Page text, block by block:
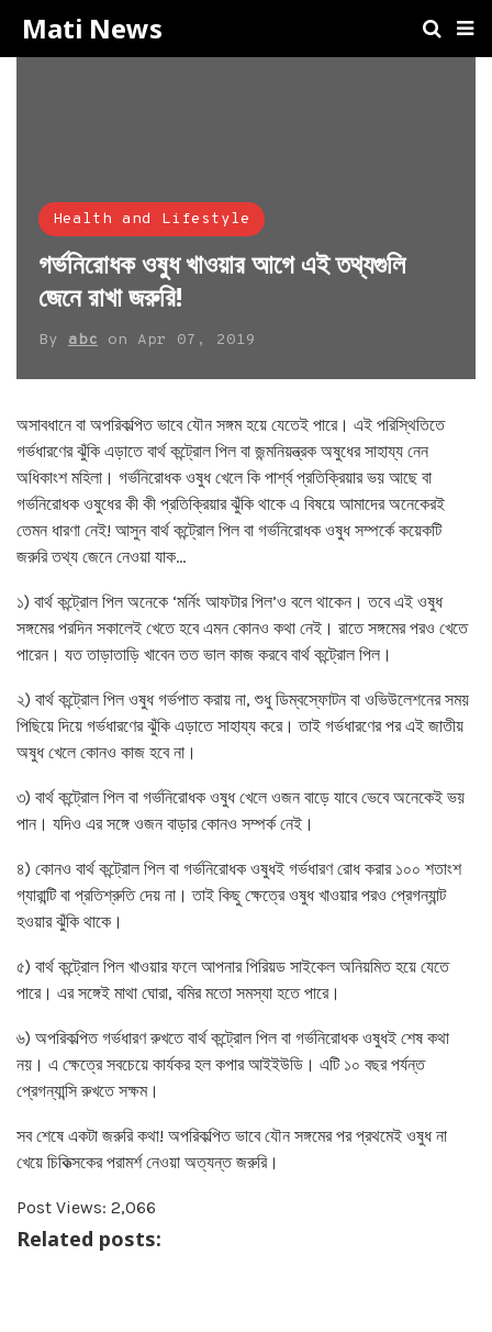
Mati News
Health and Lifestyle
গর্ভনিরোধক ওষুধ খাওয়ার আগে এই তথ্যগুলি
জেনে রাখা জরুরি!
By abc on Apr 07, 2019
অসাবধানে বা অপরিকল্পিত ভাবে যৌন সঙ্গম হয়ে যেতেই পারে। এই পরিস্থিতিতে
গর্ভধারণের ঝুঁকি এড়াতে বার্থ কন্ট্রোল পিল বা জন্মনিয়ন্ত্রক অষুধের সাহায্য নেন
অধিকাংশ মহিলা। গর্ভনিরোধক ওষুধ খেলে কি পার্শ্ব প্রতিক্রিয়ার ভয় আছে বা
গর্ভনিরোধক ওষুধের কী কী প্রতিক্রিয়ার ঝুঁকি থাকে এ বিষয়ে আমাদের অনেকেরই
তেমন ধারণা নেই! আসুন বার্থ কন্ট্রোল পিল বা গর্ভনিরোধক ওষুধ সম্পর্কে কয়েকটি
জরুরি তথ্য জেনে নেওয়া যাক…
১) বার্থ কন্ট্রোল পিল অনেকে ‘মর্নিং আফটার পিল’ও বলে থাকেন। তবে এই ওষুধ
সঙ্গমের পরদিন সকালেই খেতে হবে এমন কোনও কথা নেই। রাতে সঙ্গমের পরও খেতে
পারেন। যত তাড়াতাড়ি খাবেন তত ভাল কাজ করবে বার্থ কন্ট্রোল পিল।
২) বার্থ কন্ট্রোল পিল ওষুধ গর্ভপাত করায় না, শুধু ডিম্বস্ফোটন বা ওভিউলেশনের সময়
পিছিয়ে দিয়ে গর্ভধারণের ঝুঁকি এড়াতে সাহায্য করে। তাই গর্ভধারণের পর এই জাতীয়
অষুধ খেলে কোনও কাজ হবে না।
৩) বার্থ কন্ট্রোল পিল বা গর্ভনিরোধক ওষুধ খেলে ওজন বাড়ে যাবে ভেবে অনেকেই ভয়
পান। যদিও এর সঙ্গে ওজন বাড়ার কোনও সম্পর্ক নেই।
৪) কোনও বার্থ কন্ট্রোল পিল বা গর্ভনিরোধক ওষুধই গর্ভধারণ রোধ করার ১০০ শতাংশ
গ্যারান্টি বা প্রতিশ্রুতি দেয় না। তাই কিছু ক্ষেত্রে ওষুধ খাওয়ার পরও প্রেগন্যান্ট
হওয়ার ঝুঁকি থাকে।
৫) বার্থ কন্ট্রোল পিল খাওয়ার ফলে আপনার পিরিয়ড সাইকেল অনিয়মিত হয়ে যেতে
পারে। এর সঙ্গেই মাথা ঘোরা, বমির মতো সমস্যা হতে পারে।
৬) অপরিকল্পিত গর্ভধারণ রুখতে বার্থ কন্ট্রোল পিল বা গর্ভনিরোধক ওষুধই শেষ কথা
নয়। এ ক্ষেত্রে সবচেয়ে কার্যকর হল কপার আইইউডি। এটি ১০ বছর পর্যন্ত
প্রেগন্যান্সি রুখতে সক্ষম।
সব শেষে একটা জরুরি কথা! অপরিকল্পিত ভাবে যৌন সঙ্গমের পর প্রথমেই ওষুধ না
খেয়ে চিকিত্সকের পরামর্শ নেওয়া অত্যন্ত জরুরি।
Post Views: 2,066
Related posts: